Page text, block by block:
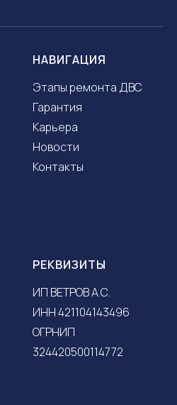
НАВИГАЦИЯ
Этапы ремонта ДВС
Гарантия
Карьера
Новости
Контакты
РЕКВИЗИТЫ
ИП ВЕТРОВ А.С.
ИНН 421104143496
ОГРНИП
324420500114772